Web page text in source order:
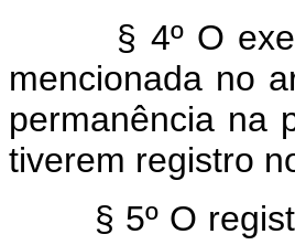
§ 4º O
mencionada no
permanência na
tiverem registro
§ 5º O registro